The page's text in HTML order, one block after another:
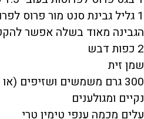
הגבינה מאוד בשלה אפשר
2 כפות דבש
שמן זית
300 גרם משמשים ושזיפים
נקיים ומגולענים
עלים מכמה ענפי טימין טרי